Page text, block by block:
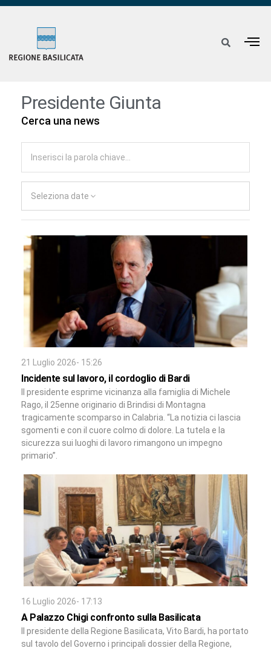
Presidente Giunta
Cerca una news
Seleziona date
21 Luglio 2026- 15:26
Incidente sul lavoro, il cordoglio di Bardi
Il presidente esprime vicinanza alla famiglia di Michele
Rago, il 25enne originario di Brindisi di Montagna
tragicamente scomparso in Calabria. “La notizia ci lascia
sgomenti e con il cuore colmo di dolore. La tutela e la
sicurezza sui luoghi di lavoro rimangono un impegno
primario”.
16 Luglio 2026- 17:13
A Palazzo Chigi confronto sulla Basilicata
Il presidente della Regione Basilicata, Vito Bardi, ha portato
sul tavolo del Governo i principali dossier della Regione,